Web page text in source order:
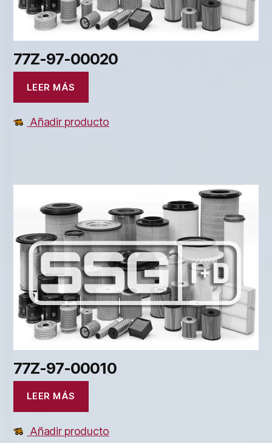
77Z-97-00020
LEER MÁS
Añadir producto
77Z-97-00010
LEER MÁS
Añadir producto